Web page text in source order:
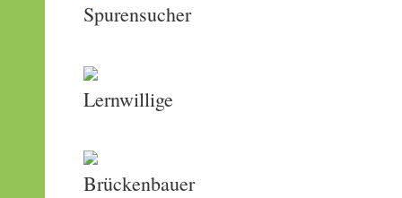
Spurensucher
Lernwillige
Brückenbauer